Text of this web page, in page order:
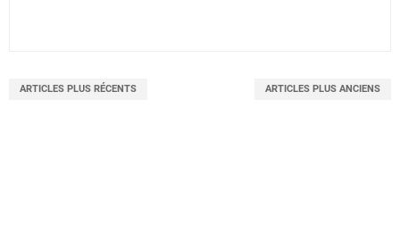
ARTICLES PLUS RÉCENTS ARTICLES PLUS ANCIENS